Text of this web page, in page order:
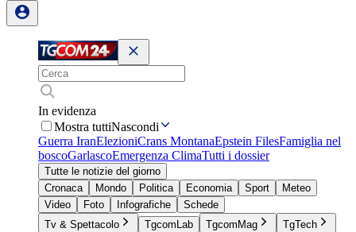
In evidenza
Mostra tuttiNascondi
Guerra IranElezioniCrans MontanaEpstein FilesFamiglia nel
boscoGarlascoEmergenza ClimaTutti i dossier
Tutte le notizie del giorno
Cronaca
Mondo Politica Economia Sport
Meteo
Video
Foto Infografiche
Schede
Tv & Spettacolo
TgcomLab TgcomMag
TgTech